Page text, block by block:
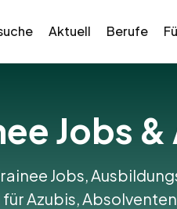
Aktuell Berufe
Jobs
Jobs,
für Azubis,